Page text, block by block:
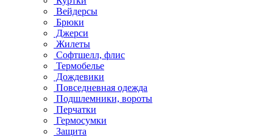
Вейдерсы
Брюки
Джерси
Жилеты
Софтшелл, флис
Термобелье
Дождевики
Повседневная одежда
Подшлемники, вороты
Перчатки
Гермосумки
Защита